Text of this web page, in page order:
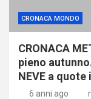
CRONACA MONDO
CRONACA
pieno
NEVE a
6 anni ago